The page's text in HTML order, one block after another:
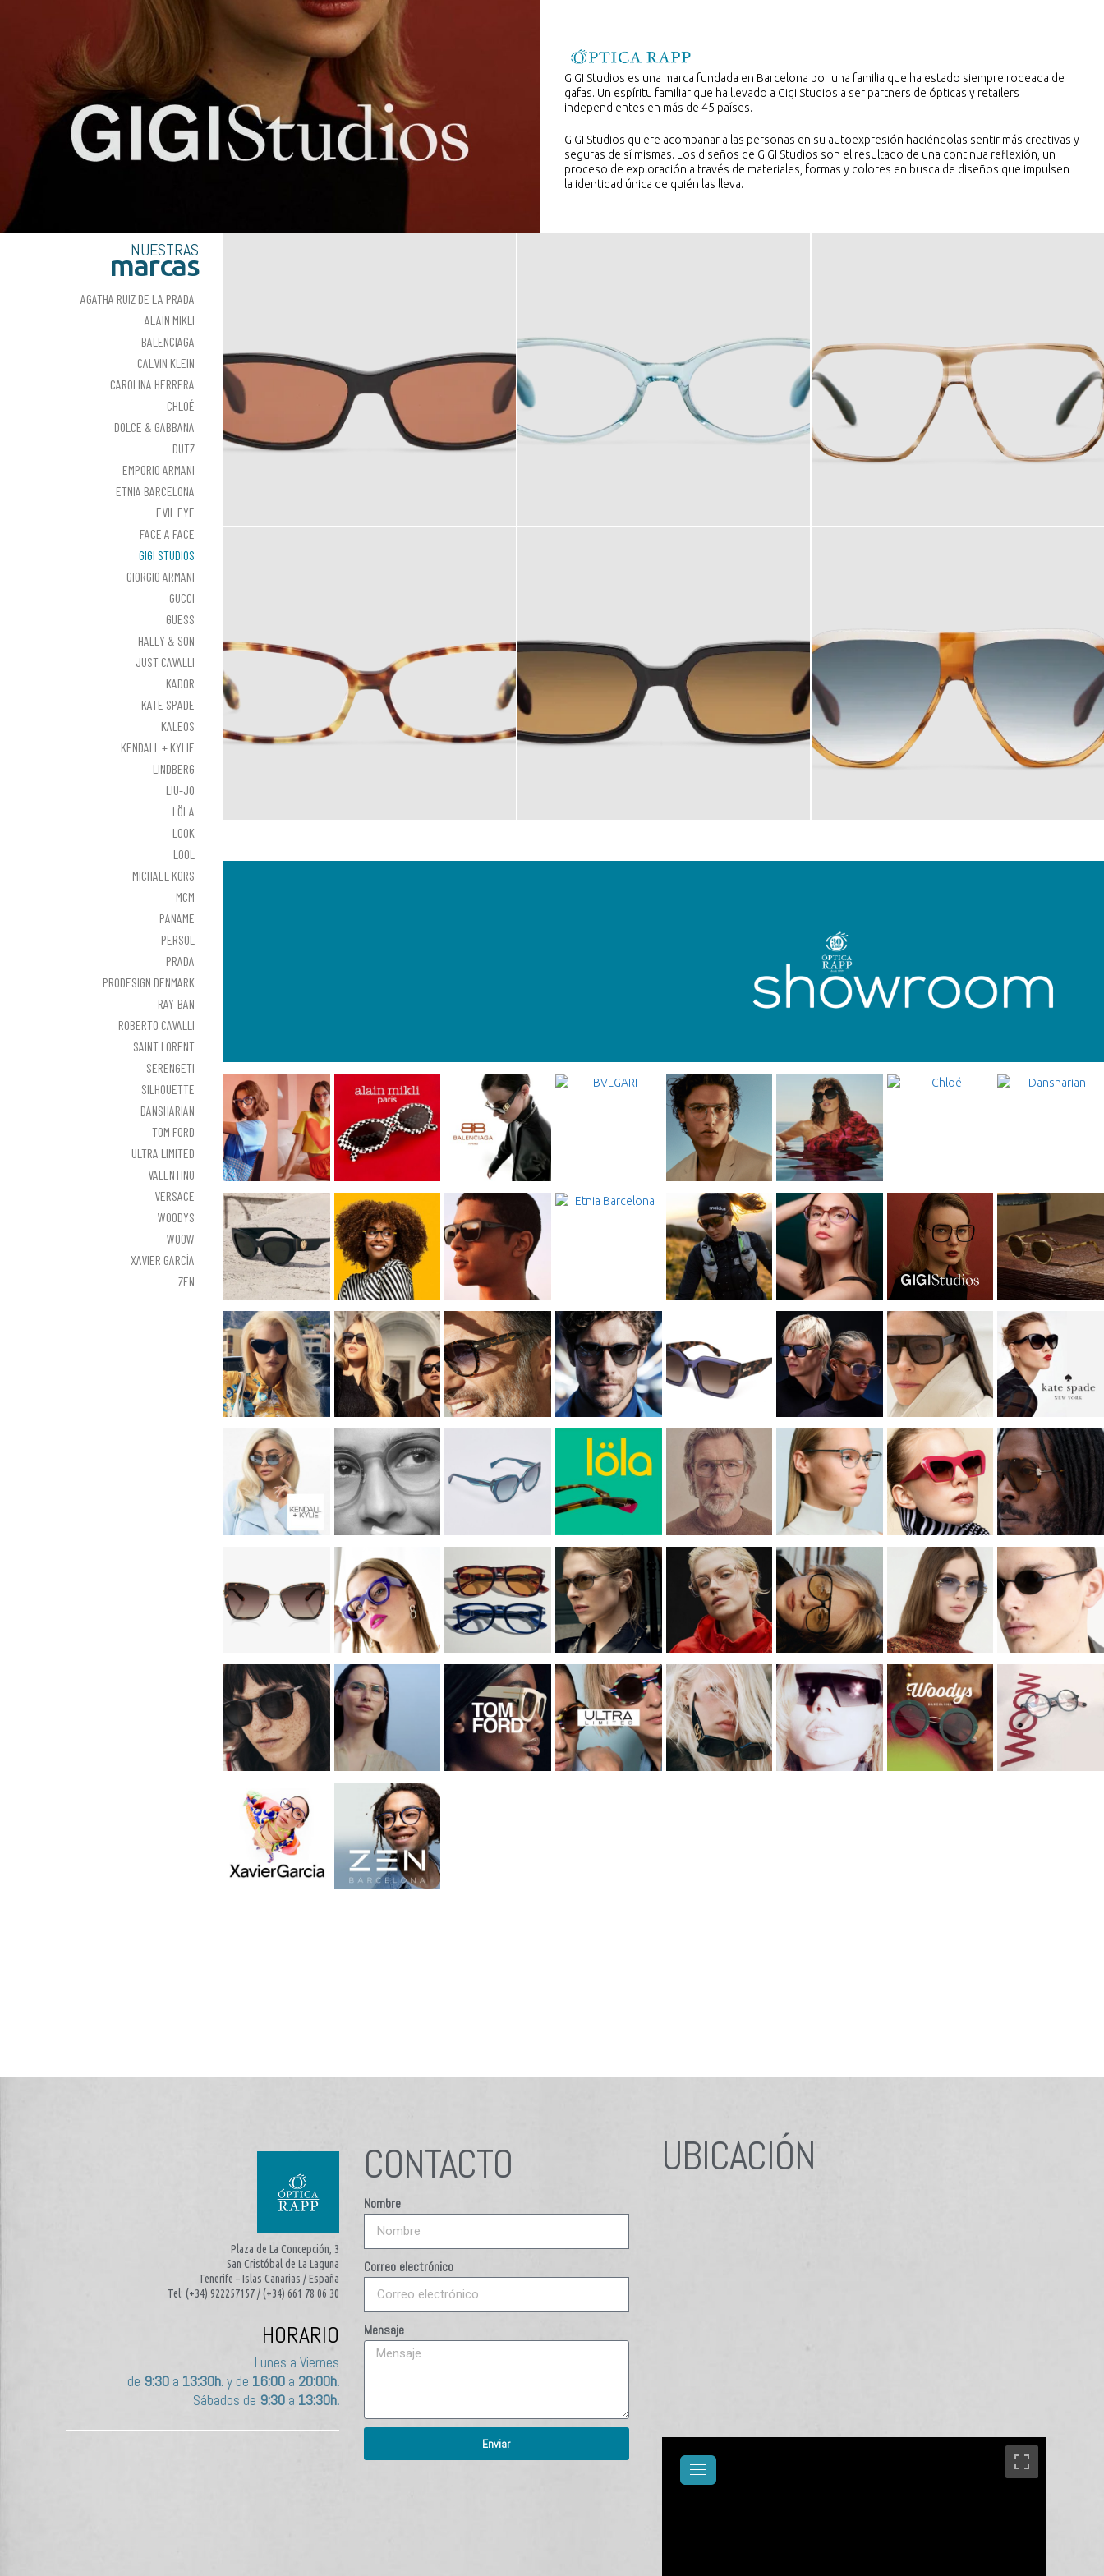
GIGI Studios es una marca fundada en Barcelona por una familia que ha estado siempre rodeada de
gafas. Un espíritu familiar que ha llevado a Gigi Studios a ser partners de ópticas y retailers
independientes en más de 45 países.
GIGI Studios quiere acompañar a las personas en su autoexpresión haciéndolas sentir más creativas y
seguras de sí mismas. Los diseños de GIGI Studios son el resultado de una continua reflexión, un
proceso de exploración a través de materiales, formas y colores en busca de diseños que impulsen
la identidad única de quién las lleva.
NUESTRAS
marcas
AGATHA RUIZ DE LA PRADA
ALAIN MIKLI
BALENCIAGA
CALVIN KLEIN
CAROLINA HERRERA
CHLOÉ
DOLCE & GABBANA
DUTZ
EMPORIO ARMANI
ETNIA BARCELONA
EVIL EYE
FACE A FACE
GIGI STUDIOS
GIORGIO ARMANI
GUCCI
GUESS
HALLY & SON
JUST CAVALLI
KADOR
KATE SPADE
KALEOS
KENDALL + KYLIE
LINDBERG
LIU-JO
LÖLA
LOOK
LOOL
MICHAEL KORS
MCM
PANAME
PERSOL
PRADA
PRODESIGN DENMARK
RAY-BAN
ROBERTO CAVALLI
SAINT LORENT
SERENGETI
SILHOUETTE
DANSHARIAN
TOM FORD
ULTRA LIMITED
VALENTINO
VERSACE
WOODYS
WOOW
XAVIER GARCÍA
ZEN
Plaza de La Concepción, 3
San Cristóbal de La Laguna
Tenerife – Islas Canarias / España
Tel: (+34) 922257157 / (+34) 661 78 06 30
HORARIO
Lunes a Viernes
de 9:30a 13:30h.y de 16:00a 20:00h.
Sábados de 9:30a 13:30h.
CONTACTO
Nombre
Correo electrónico
Mensaje
Enviar
UBICACIÓN